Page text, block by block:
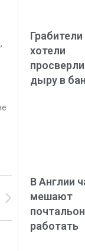
Грабители
хотели
дыру в
В Англии
мешают
работать